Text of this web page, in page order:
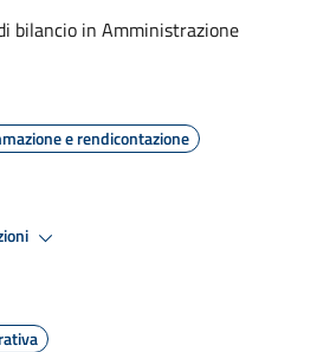
bilancio in Amministrazione
e rendicontazione